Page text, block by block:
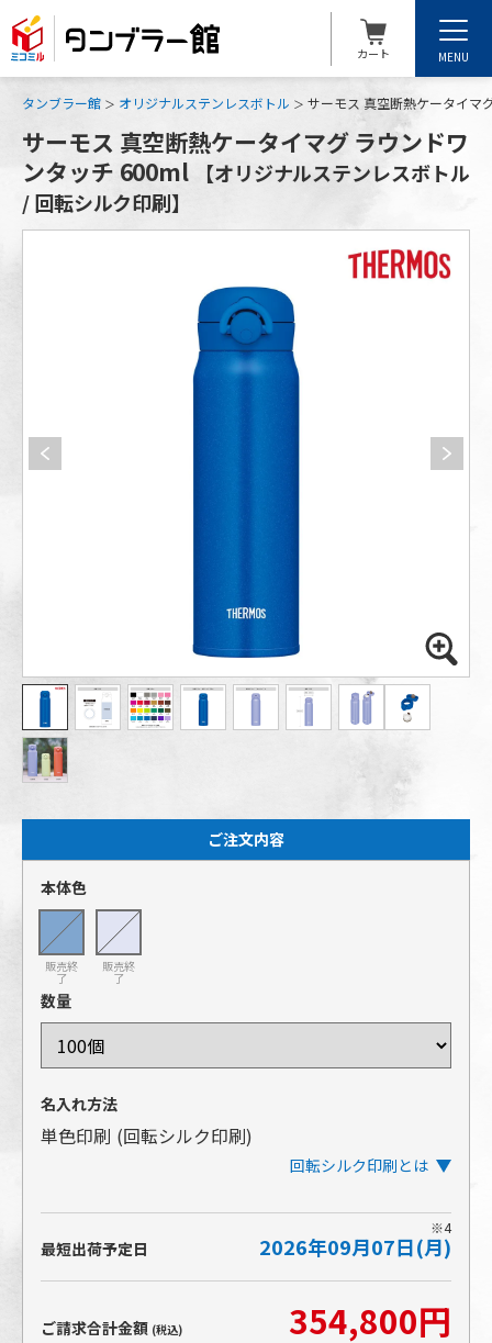
カート MENU
タンブラー館 オリジナルステンレスボトル サーモス 真空断熱ケータイマ
サーモス 真空断熱ケータイマグ ラウンドワ
ンタッチ 600ml
【オリジナルステンレスボトル
/ 回転シルク印刷】
ご注文内容
本体色
販売終
了
販売終
了
数量
名入れ方法
単色印刷 (回転シルク印刷)
回転シルク印刷とは
アイテムを回転させながら印刷するタイプのシルク印
アイテムの表面にインクを盛る印刷方法であるため、
発色の美しさや、細かい文字や小さな柄の再現性が高
※4
最短出荷予定日 2026年09月07日(月)
ご請求合計金額 (税込) 354,800円